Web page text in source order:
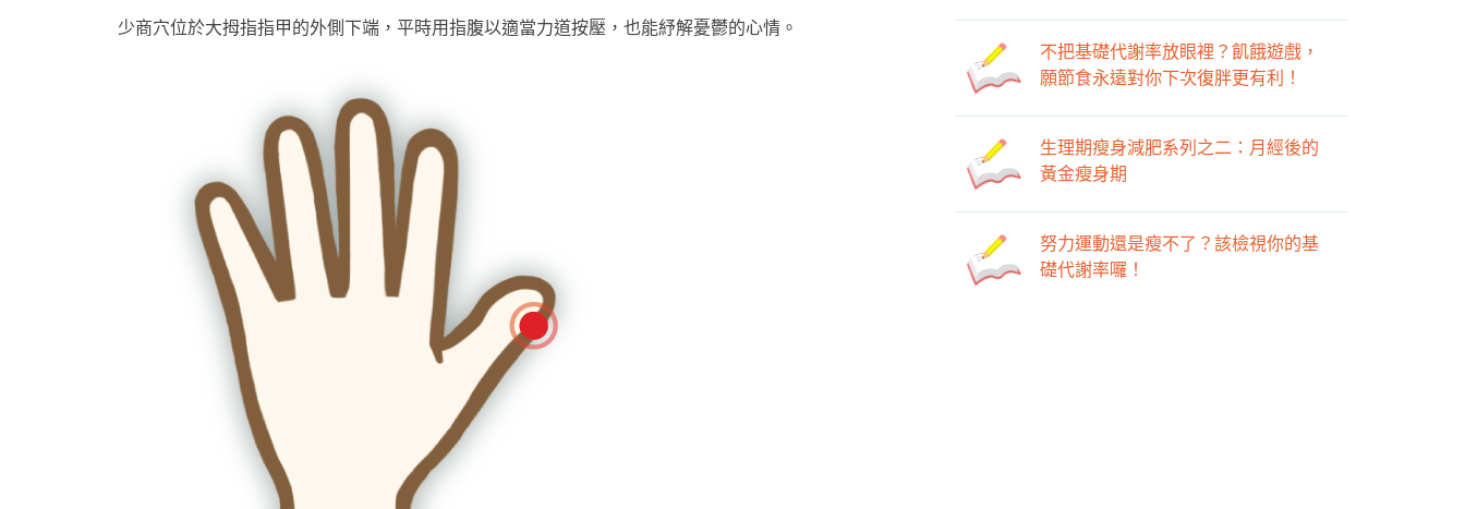
少商穴位於大拇指指甲的外側下端，平時用指腹以適當力道按壓，也能紓解憂鬱的心情。
不把基礎代謝率放眼裡？飢餓遊戲，
願節食永遠對你下次復胖更有利！
生理期瘦身減肥系列之二：月經後的
黃金瘦身期
努力運動還是瘦不了？該檢視你的基
礎代謝率囉！